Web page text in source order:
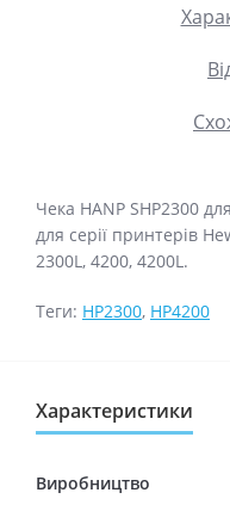
Чека HANP SHP2300
для серії принтерів
2300L, 4200, 4200L.
Теги: HP2300, HP4200
Характеристики
Виробництво